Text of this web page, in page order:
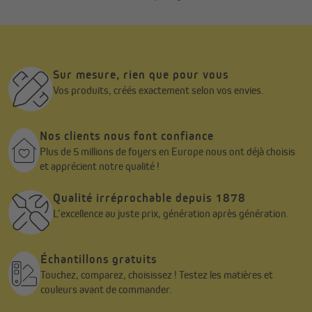
Sur mesure, rien que pour vous
Vos produits, créés exactement selon vos envies.
Nos clients nous font confiance
Plus de 5 millions de foyers en Europe nous ont déjà choisis
et apprécient notre qualité !
Qualité irréprochable depuis 1878
L’excellence au juste prix, génération après génération.
Échantillons gratuits
Touchez, comparez, choisissez ! Testez les matières et
couleurs avant de commander.